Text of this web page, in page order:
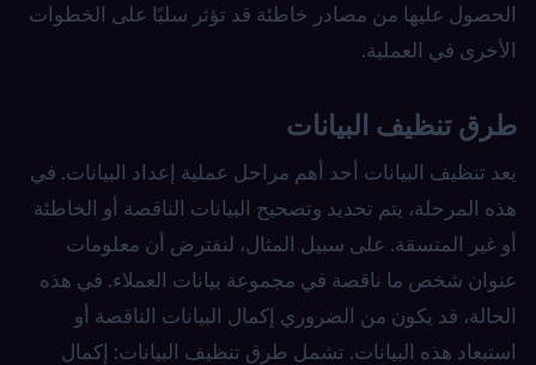
الحصول عليها من مصادر خاطئة قد تؤثر سلبًا على الخطوات
الأخرى في العملية.
طرق تنظيف البيانات
يعد تنظيف البيانات أحد أهم مراحل عملية إعداد البيانات. في
هذه المرحلة، يتم تحديد وتصحيح البيانات الناقصة أو الخاطئة
أو غير المتسقة. على سبيل المثال، لنفترض أن معلومات
عنوان شخص ما ناقصة في مجموعة بيانات العملاء. في هذه
الحالة، قد يكون من الضروري إكمال البيانات الناقصة أو
استبعاد هذه البيانات. تشمل طرق تنظيف البيانات: إكمال